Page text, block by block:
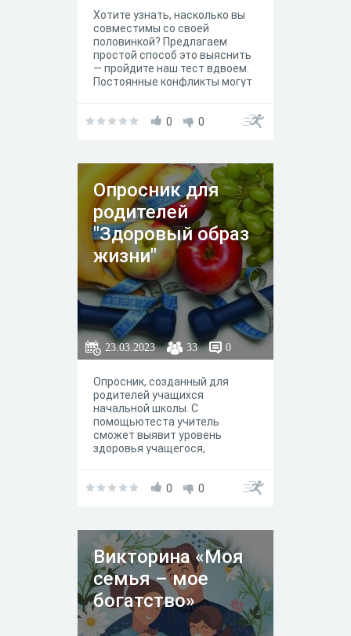
Хотите узнать, насколько вы
совместимы со своей
половинкой? Предлагаем
простой способ это выяснить
— пройдите наш тест вдвоем.
Постоянные конфликты могут
важно разобраться в
своему партнеру сделать то
же самое.
0 0
Опросник для
родителей
"Здоровый образ
жизни"
23.03.2023 33 0
Опросник, созданный для
родителей учащихся
начальной школы. С
помощьютеста учитель
сможет выявит уровень
здоровья учащегося,
отнорсительно ЗОЖ.
0 0
Викторина «Моя
семья – мое
богатство»